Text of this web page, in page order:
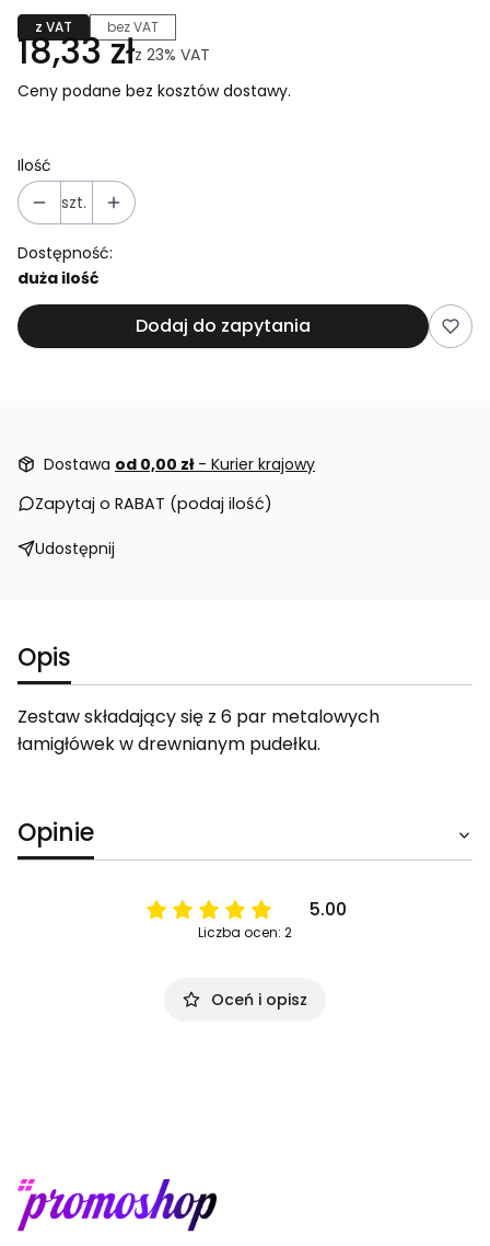
z VAT bez VAT
18,33 złz 23% VAT
Ceny podane bez kosztów dostawy.
Ilość
szt.
Dostępność:
duża ilość
Dodaj do zapytania
Dostawa od 0,00 zł - Kurier krajowy
Zapytaj o RABAT (podaj ilość)
Udostępnij
Opis
Zestaw składający się z 6 par metalowych
łamigłówek w drewnianym pudełku.
Opinie
5.00
Liczba ocen: 2
Oceń i opisz